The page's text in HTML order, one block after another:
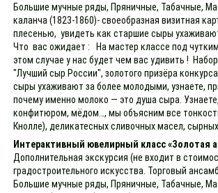
Большие мучные ряды, Пряничные, Табачные,
каланча (1823-1860)- своеобразная визитная
плесенью, увидеть как старшие сыры
Что вас ожидает : На мастер классе под
этом случае у нас будет чем вас удивить !
"Лучший сыр России", золотого призёра
сыры ухаживают за более молодыми, узнаете,
почему именно молоко — это душа сыра.
конфитюром, мёдом…, мы объясним все
Кнолле), деликатесных сливочных масел,
Интерактивный ювелирный класс «Золотая
Дополнительная экскурсия (не входит в
градостроительного искусства. Торговый
Большие мучные ряды, Пряничные, Табачные,